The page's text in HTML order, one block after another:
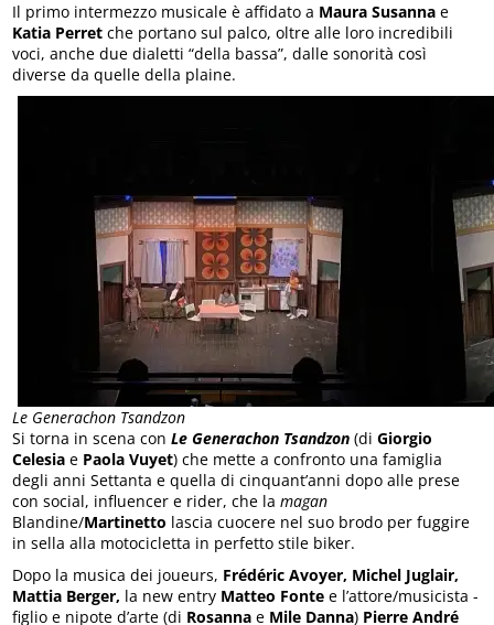
Il primo intermezzo musicale è affidato a Maura Susanna e
Katia Perret che portano sul palco, oltre alle loro incredibili
voci, anche due dialetti “della bassa”, dalle sonorità così
diverse da quelle della plaine.
Le Generachon Tsandzon
Si torna in scena conLe Generachon Tsandzon (diGiorgio
Celesia e Paola Vuyet) che mette a confronto una famiglia
degli anni Settanta e quella di cinquant’anni dopo alle prese
con social, influencer e rider, che lamagan
Blandine/Martinetto lascia cuocere nel suo brodo per fuggire
in sella alla motocicletta in perfetto stile biker.
Dopo la musica dei joueurs, Frédéric Avoyer, Michel Juglair,
Mattia Berger, la new entry Matteo Fonte e l’attore/musicista -
figlio e nipote d’arte (di Rosanna e Mile Danna) Pierre André